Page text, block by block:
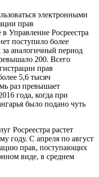
электронными
прав
Управление Росреестра
поступило более
за аналогичный период
200. Всего
прав
5,6 тысяч
раз превышает
года, когда при
было подано чуть
Росреестра растет
году. С апреля по август
прав, поступающих
виде, в среднем